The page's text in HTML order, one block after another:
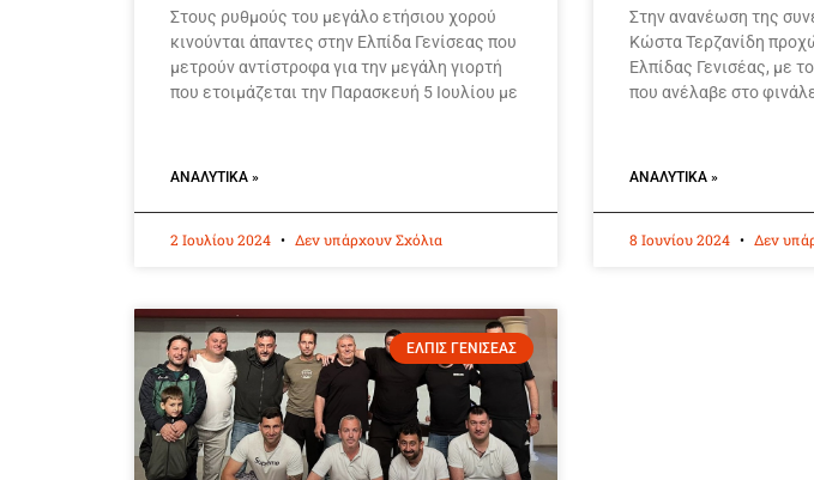
Στους ρυθμούς του μεγάλο ετήσιου χορού
κινούνται άπαντες στην Ελπίδα Γενίσεας που
μετρούν αντίστροφα για την μεγάλη γιορτή
που ετοιμάζεται την Παρασκευή 5 Ιουλίου με
ΑΝΑΛΥΤΙΚΆ »
2 Ιουλίου 2024 Δεν υπάρχουν Σχόλια
Στην ανανέωση της
Κώστα Τερζανίδη
Ελπίδας Γενισέας, με
που ανέλαβε στο
ΑΝΑΛΥΤΙΚΆ »
8 Ιουνίου 2024 Δεν
ΕΛΠΙΣ ΓΕΝΙΣΕΑΣ